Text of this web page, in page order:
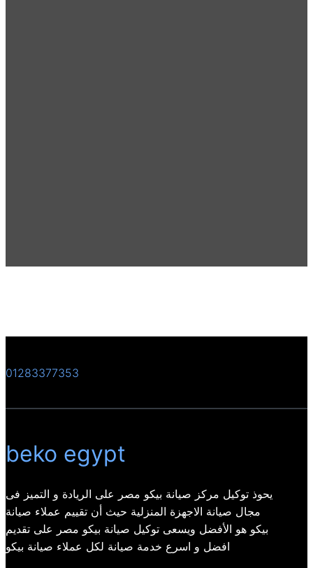
01283377353
beko egypt
يحوذ توكيل مركز صيانة بيكو مصر على الريادة و التميز فى
مجال صيانة الاجهزة المنزلية حيث أن تقييم عملاء صيانة
بيكو هو الأفضل ويسعى توكيل صيانة بيكو مصر على تقديم
افضل و اسرع خدمة صيانة لكل عملاء صيانة بيكو